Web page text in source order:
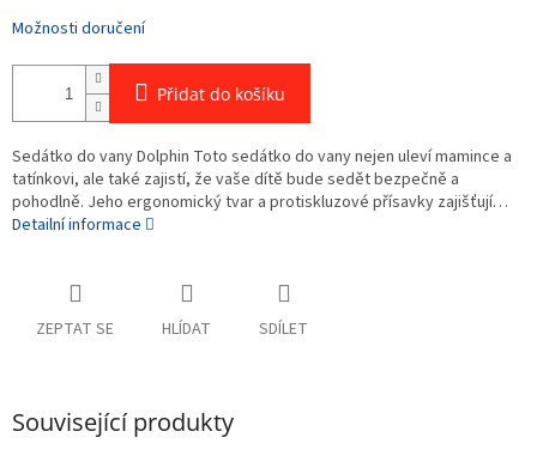
Možnosti doručení
Přidat do košíku
Sedátko do vany Dolphin Toto sedátko do vany nejen uleví mamince a
tatínkovi, ale také zajistí, že vaše dítě bude sedět bezpečně a
pohodlně. Jeho ergonomický tvar a protiskluzové přísavky zajišťují…
Detailní informace
ZEPTAT SE HLÍDAT SDÍLET
Související produkty